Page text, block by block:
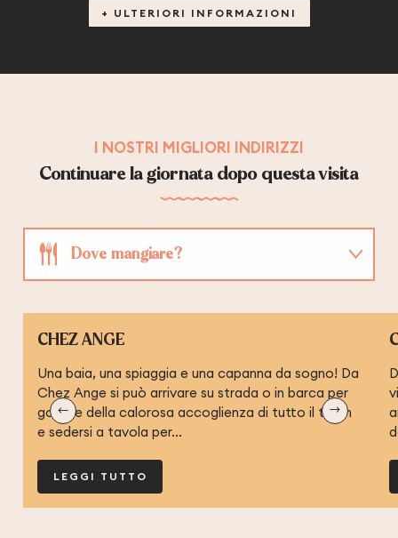
+ ULTERIORI INFORMAZIONI
I NOSTRI MIGLIORI INDIRIZZI
Continuare la giornata dopo questa visita
Dove mangiare?
CHEZ ANGE
Una baia, una spiaggia e una capanna da sogno! Da
Chez Ange si può arrivare su strada o in barca per
godere della calorosa accoglienza di tutto il team
e sedersi a tavola per...
LEGGI TUTTO